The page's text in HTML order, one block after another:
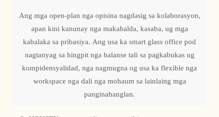
Ang mga open-plan nga opisina nagdasig sa kolaborasyon,
apan kini kanunay nga makabalda, kasaba, ug mga
kabalaka sa pribasiya. Ang usa ka smart glass office pod
nagtanyag sa hingpit nga balanse tali sa pagkabukas ug
kompidensyalidad, nga nagmugna og usa ka flexible nga
workspace nga dali nga mohaum sa lainlaing mga
panginahanglan.